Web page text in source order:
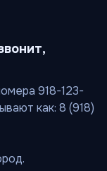
918-123-
как: 8 (918)